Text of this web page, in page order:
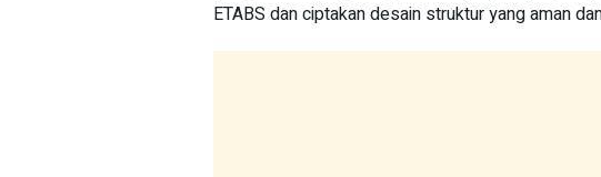
ETABS dan ciptakan desain struktur yang aman